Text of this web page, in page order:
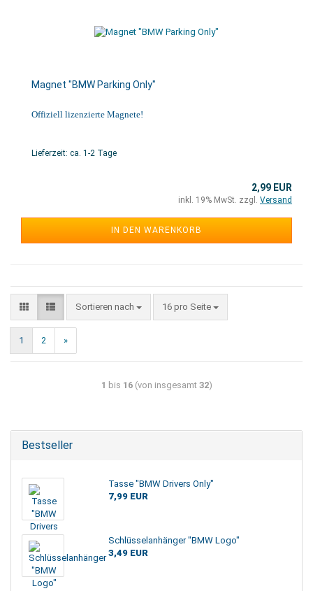
Magnet "BMW Parking Only"
Offiziell lizenzierte Magnete!
Lieferzeit: ca. 1-2 Tage
2,99 EUR
inkl. 19% MwSt. zzgl. Versand
IN DEN WARENKORB
Sortieren nach 16 pro Seite
1 2 »
1 bis 16(von insgesamt 32)
Bestseller
Tasse "BMW Drivers Only"
7,99 EUR
Schlüsselanhänger "BMW Logo"
3,49 EUR